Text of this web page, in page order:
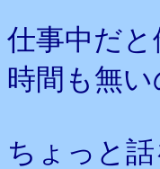
仕事中だ
時間も無い
ちょっと